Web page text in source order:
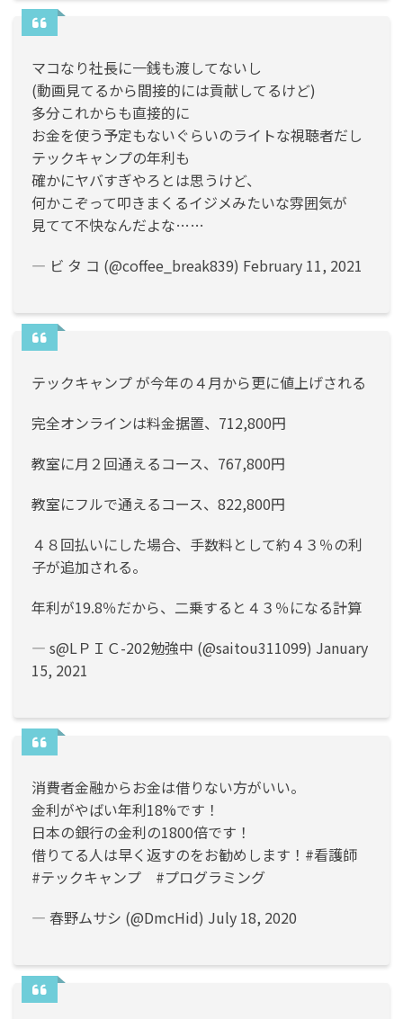
マコなり社長に一銭も渡してないし
(動画見てるから間接的には貢献してるけど)
多分これからも直接的に
お金を使う予定もないぐらいのライトな視聴者だし
テックキャンプの年利も
確かにヤバすぎやろとは思うけど、
何かこぞって叩きまくるイジメみたいな雰囲気が
見てて不快なんだよな……
— ビ タ コ (@coffee_break839) February 11, 2021
テックキャンプ が今年の４月から更に値上げされる
完全オンラインは料金据置、712,800円
教室に月２回通えるコース、767,800円
教室にフルで通えるコース、822,800円
４８回払いにした場合、手数料として約４３％の利
子が追加される。
年利が19.8％だから、二乗すると４３％になる計算
— s@LＰＩＣ-202勉強中 (@saitou311099) January
15, 2021
消費者金融からお金は借りない方がいい。
金利がやばい年利18%です！
日本の銀行の金利の1800倍です！
借りてる人は早く返すのをお勧めします！ #看護師
#テックキャンプ
#プログラミング
— 春野ムサシ (@DmcHid) July 18, 2020